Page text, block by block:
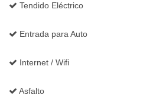
Tendido Eléctrico
Entrada para Auto
Internet / Wifi
Asfalto